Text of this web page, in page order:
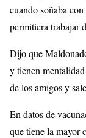
cuando soñaba
permitiera trabajar
Dijo que
y tienen
de los amigos y
En datos de
que tiene la mayor